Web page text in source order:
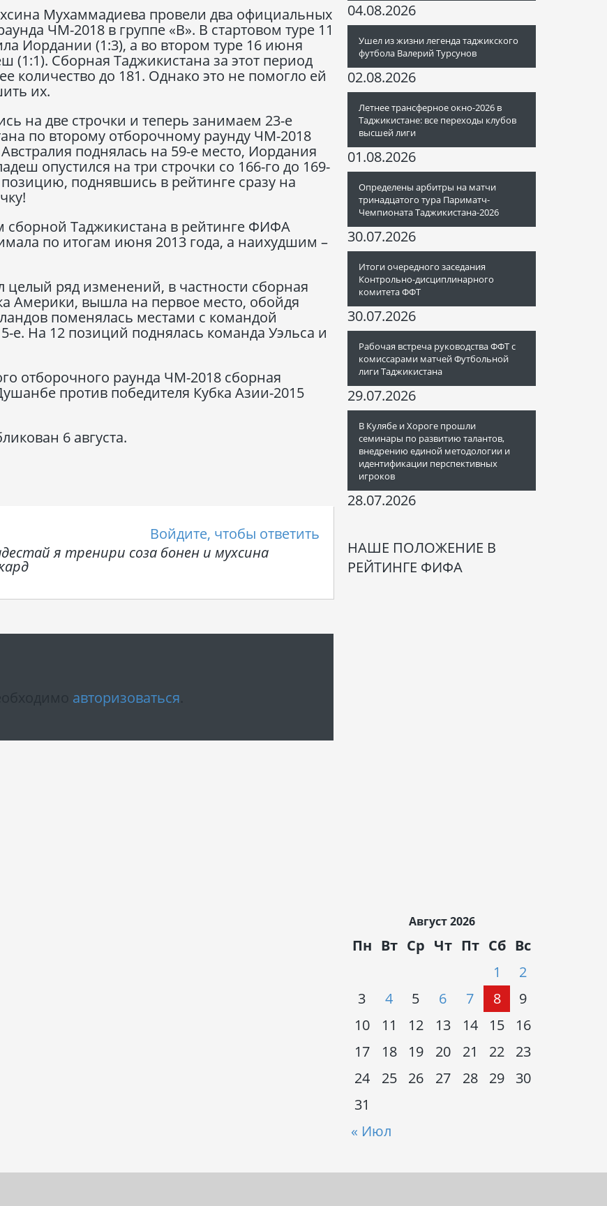
Мухаммадиева провели два официальных
ЧМ-2018 в группе «В». В стартовом туре 11
Иордании (1:3), а во втором туре 16 июня
(1:1). Сборная Таджикистана за этот период
количество до 181. Однако это не помогло ей
их.
на две строчки и теперь занимаем 23-е
по второму отборочному раунду ЧМ-2018
поднялась на 59-е место, Иордания
опустился на три строчки со 166-го до 169-
поднявшись в рейтинге сразу на
Таджикистана в рейтинге ФИФА
по итогам июня 2013 года, а наихудшим –
целый ряд изменений, в частности сборная
Америки, вышла на первое место, обойдя
поменялась местами с командой
е. На 12 позиций поднялась команда Уэльса и
отборочного раунда ЧМ-2018 сборная
против победителя Кубка Азии-2015
6 августа.
Войдите, чтобы ответить
я тренири соза бонен и мухсина
авторизоваться
04.08.2026
Ушел из жизни легенда таджикского
футбола Валерий Турсунов
02.08.2026
Летнее трансферное окно-2026 в
Таджикистане: все переходы клубов
высшей лиги
01.08.2026
Определены арбитры на матчи
тринадцатого тура Париматч-
Чемпионата Таджикистана-2026
30.07.2026
Итоги очередного заседания
Контрольно-дисциплинарного
комитета ФФТ
30.07.2026
Рабочая встреча руководства ФФТ с
комиссарами матчей Футбольной
лиги Таджикистана
29.07.2026
В Кулябе и Хороге прошли
семинары по развитию талантов,
внедрению единой методологии и
идентификации перспективных
игроков
28.07.2026
НАШЕ ПОЛОЖЕНИЕ В
РЕЙТИНГЕ ФИФА
Август 2026
Пн Вт Ср Чт Пт Сб Вс
« Июл
1
2
3
4 5 6 7 8
9
10
11 12 13 14 15
16
17
18 19 20 21 22
23
24
25 26 27 28 29
30
31